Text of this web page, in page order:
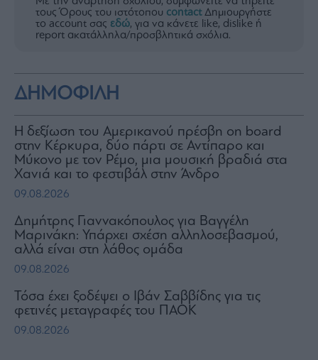
τους Όρους του ιστότοπου contactΔημιουργήστε
το account σας εδώ, για να κάνετε like, dislike ή
report ακατάλληλα/προσβλητικά σχόλια.
ΔΗΜΟΦΙΛΗ
H δεξίωση του Αμερικανού πρέσβη on board
στην Κέρκυρα, δύο πάρτι σε Αντίπαρο και
Μύκονο με τον Ρέμο, μια μουσική βραδιά στα
Χανιά και το φεστιβάλ στην Άνδρο
09.08.2026
Δημήτρης Γιαννακόπουλος για Βαγγέλη
Μαρινάκη: Υπάρχει σχέση αλληλοσεβασμού,
αλλά είναι στη λάθος ομάδα
09.08.2026
Τόσα έχει ξοδέψει ο Ιβάν Σαββίδης για τις
φετινές μεταγραφές του ΠΑΟΚ
09.08.2026